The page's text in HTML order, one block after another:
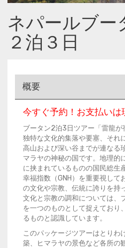
ネパールブー
２泊３日
概要
今すぐ予約！お支払いは
ブータン2泊3日ツアー「雷龍
独特な文化的集落や要塞、それ
高山および深い谷までが連なる
マラヤの神秘の国です。地理的
に挟まれているものの国民総生
幸福指数（GNH）を重要視して
の文化や宗教、伝統に誇りを持
文化と宗教の調和については、
を一つのものとして捉えており
るものと認識しています。
このパッケージツアーはとりわ
築、ヒマラヤの景色など各所の